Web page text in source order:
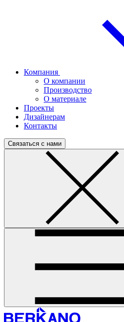
Компания
О компании
Производство
О материале
Проекты
Дизайнерам
Контакты
Связаться с нами